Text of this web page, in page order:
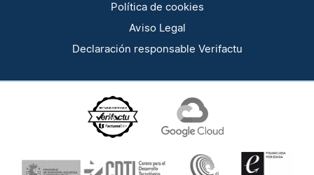
Política de cookies
Aviso Legal
Declaración responsable Verifactu